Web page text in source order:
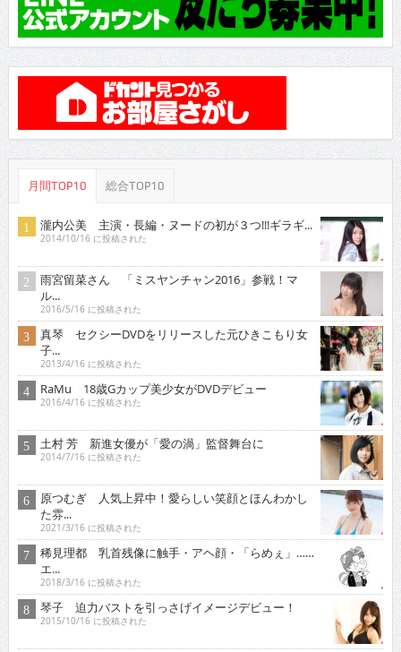
月間TOP10 総合TOP10
瀧内公美 主演・長編・ヌードの初が３つ!!!ギラギ...
2014/10/16 に投稿された
雨宮留菜さん 「ミスヤンチャン2016」参戦！マ
ル...
2016/5/16 に投稿された
真琴 セクシーDVDをリリースした元ひきこもり女
子...
2013/4/16 に投稿された
RaMu 18歳Gカップ美少女がDVDデビュー
2016/4/16 に投稿された
土村 芳 新進女優が「愛の渦」監督舞台に
2014/7/16 に投稿された
原つむぎ 人気上昇中！愛らしい笑顔とほんわかし
た雰...
2021/3/16 に投稿された
稀見理都 乳首残像に触手・アヘ顔・「らめぇ」……
エ...
2018/3/16 に投稿された
琴子 迫力バストを引っさげイメージデビュー！
2015/10/16 に投稿された